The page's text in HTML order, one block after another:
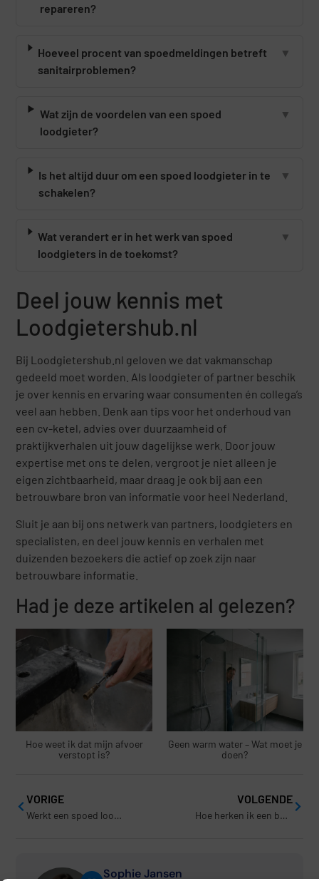
repareren?
Hoeveel procent van spoedmeldingen betreft
sanitairproblemen?
▼
Wat zijn de voordelen van een spoed
loodgieter?
▼
Is het altijd duur om een spoed loodgieter in te
schakelen?
▼
Wat verandert er in het werk van spoed
loodgieters in de toekomst?
▼
Deel jouw kennis met
Loodgietershub.nl
Bij Loodgietershub.nl geloven we dat vakmanschap
gedeeld moet worden. Als loodgieter of partner beschik
je over kennis en ervaring waar consumenten én collega’s
veel aan hebben. Denk aan tips voor het onderhoud van
een cv-ketel, advies over duurzaamheid of
praktijkverhalen uit jouw dagelijkse werk. Door jouw
expertise met ons te delen, vergroot je niet alleen je
eigen zichtbaarheid, maar draag je ook bij aan een
betrouwbare bron van informatie voor heel Nederland.
Sluit je aan bij ons netwerk van partners, loodgieters en
specialisten, en deel jouw kennis en verhalen met
duizenden bezoekers die actief op zoek zijn naar
betrouwbare informatie.
Had je deze artikelen al gelezen?
Hoe weet ik dat mijn afvoer
verstopt is?
Geen warm water – Wat moet je
doen?
VORIGE
Werkt een spoed loodgieter ook ’s nachts of in het weekend?
VOLGENDE
Hoe herken ik een betrouwbare spoed loodgieter?
Sophie Jansen